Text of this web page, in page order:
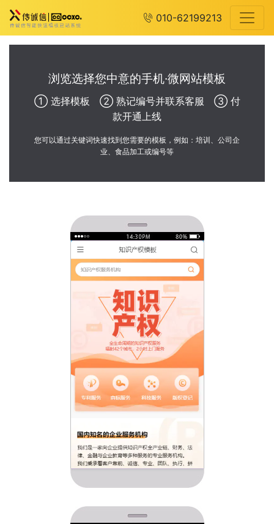
010-62199213
浏览选择您中意的手机·微网站模板
① 选择模板 ② 熟记编号并联系客服 ③ 付
款开通上线
您可以通过关键词快速找到您需要的模板，例如：培训、公司企
业、食品加工或编号等